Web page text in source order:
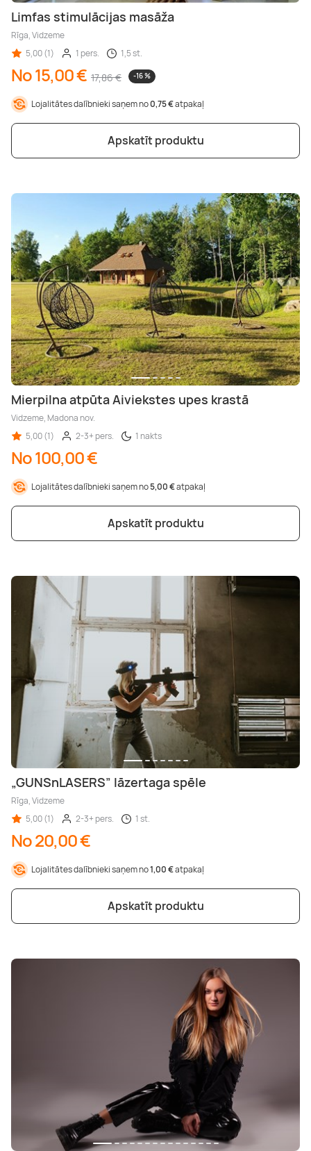
Limfas stimulācijas masāža
Rīga, Vidzeme
5,00 (1)
1 pers. 1,5 st.
No 15,00 € 17,86 € -16 %
Lojalitātes dalībnieki saņem no0,75 €atpakaļ
Apskatīt produktu
Mierpilna atpūta Aiviekstes upes krastā
Vidzeme, Madona nov.
5,00 (1)
2-3+ pers. 1 nakts
No 100,00 €
Lojalitātes dalībnieki saņem no5,00 €atpakaļ
Apskatīt produktu
„GUNSnLASERS” lāzertaga spēle
Rīga, Vidzeme
5,00 (1)
2-3+ pers. 1 st.
No 20,00 €
Lojalitātes dalībnieki saņem no1,00 €atpakaļ
Apskatīt produktu